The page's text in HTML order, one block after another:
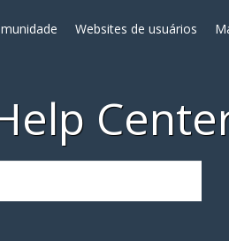
Websites de usuários